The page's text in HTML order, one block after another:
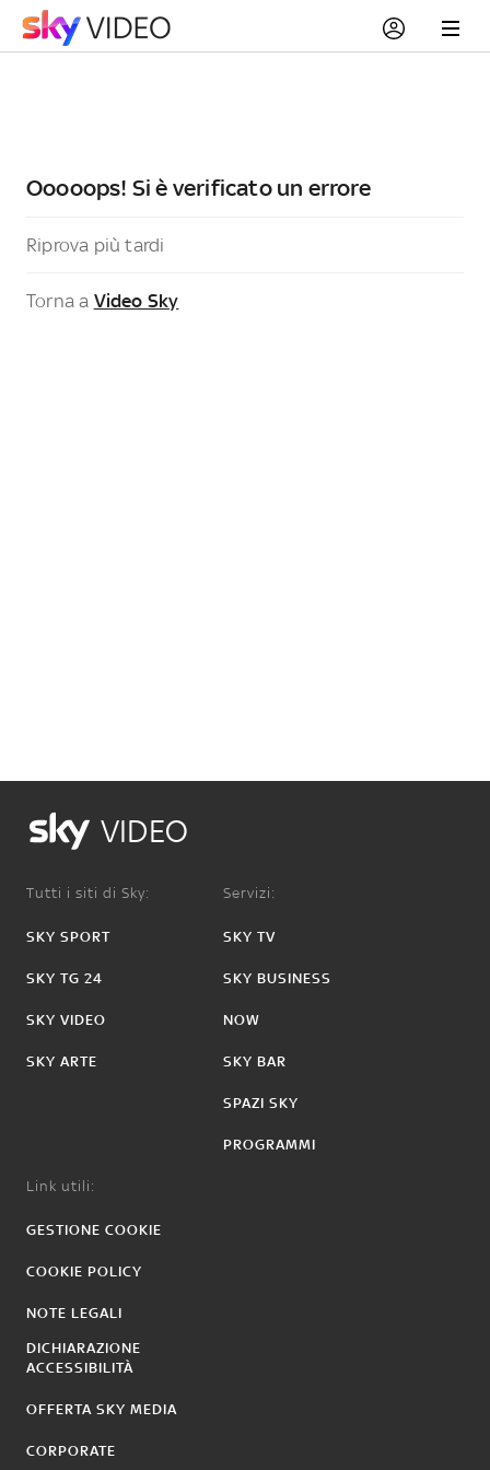
Ooooops! Si è verificato un errore
Riprova più tardi
Torna a Video Sky
VIDEO
Tutti i siti di Sky:
SKY SPORT
SKY TG 24
SKY VIDEO
SKY ARTE
Servizi:
SKY TV
SKY BUSINESS
NOW
SKY BAR
SPAZI SKY
PROGRAMMI
Link utili:
GESTIONE COOKIE
COOKIE POLICY
NOTE LEGALI
DICHIARAZIONE
ACCESSIBILITÀ
OFFERTA SKY MEDIA
CORPORATE